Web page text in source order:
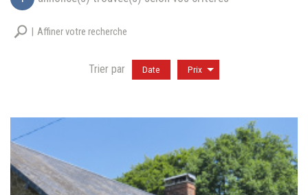
Affiner votre recherche
Trier par Date Prix